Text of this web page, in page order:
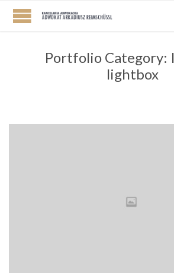
Portfolio Category:
lightbox